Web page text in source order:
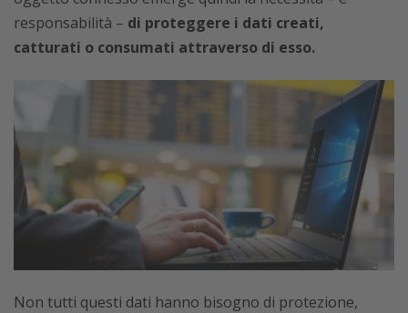
responsabilità – di proteggere i dati creati,
catturati o consumati attraverso di esso.
Non tutti questi dati hanno bisogno di protezione,